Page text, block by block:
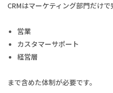
CRMはマーケティング部門だけで
営業
カスタマーサポート
経営層
まで含めた体制が必要です。